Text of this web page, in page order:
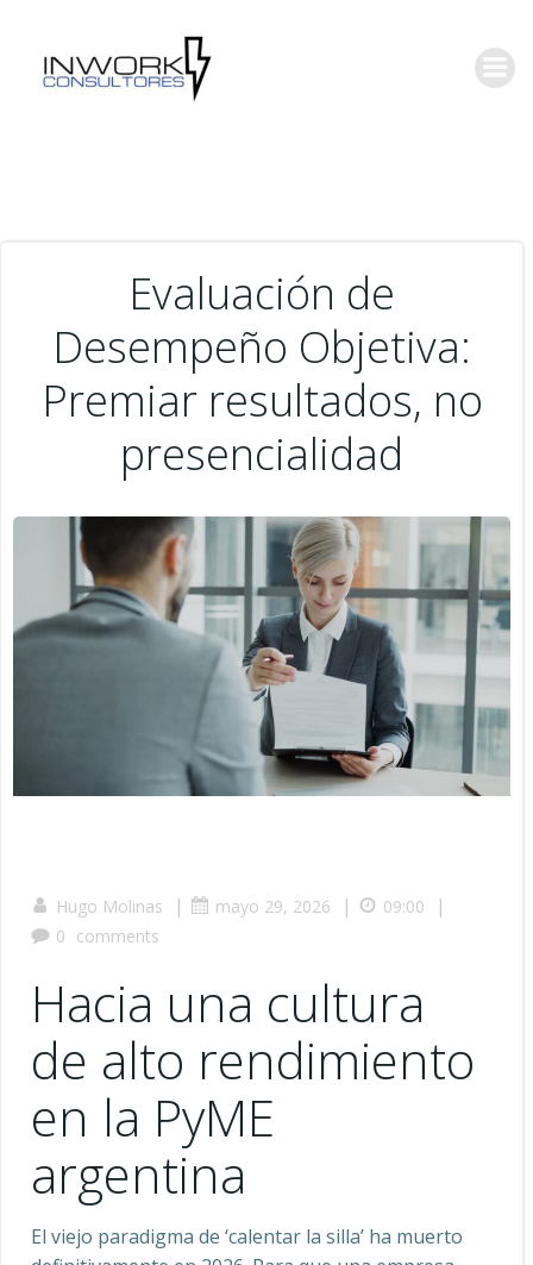
Evaluación de
Desempeño Objetiva:
Premiar resultados, no
presencialidad
Hugo Molinas | mayo 29, 2026 | 09:00 |
0 comments
Hacia una cultura
de alto rendimiento
en la PyME
argentina
El viejo paradigma de ‘calentar la silla’ ha muerto